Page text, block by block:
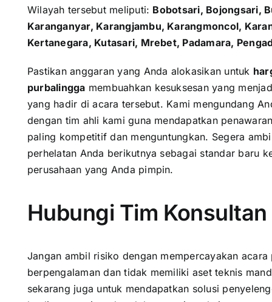
Wilayah tersebut meliputi: Bobotsari, Bojongsari,
Karanganyar, Karangjambu, Karangmoncol,
Kertanegara, Kutasari, Mrebet, Padamara,
Pastikan anggaran yang Anda alokasikan untuk
purbalingga membuahkan kesuksesan yang
yang hadir di acara tersebut. Kami mengundang
dengan tim ahli kami guna mendapatkan
paling kompetitif dan menguntungkan. Segera
perhelatan Anda berikutnya sebagai standar baru
perusahaan yang Anda pimpin.
Hubungi Tim
Jangan ambil risiko dengan mempercayakan
berpengalaman dan tidak memiliki aset teknis
sekarang juga untuk mendapatkan solusi